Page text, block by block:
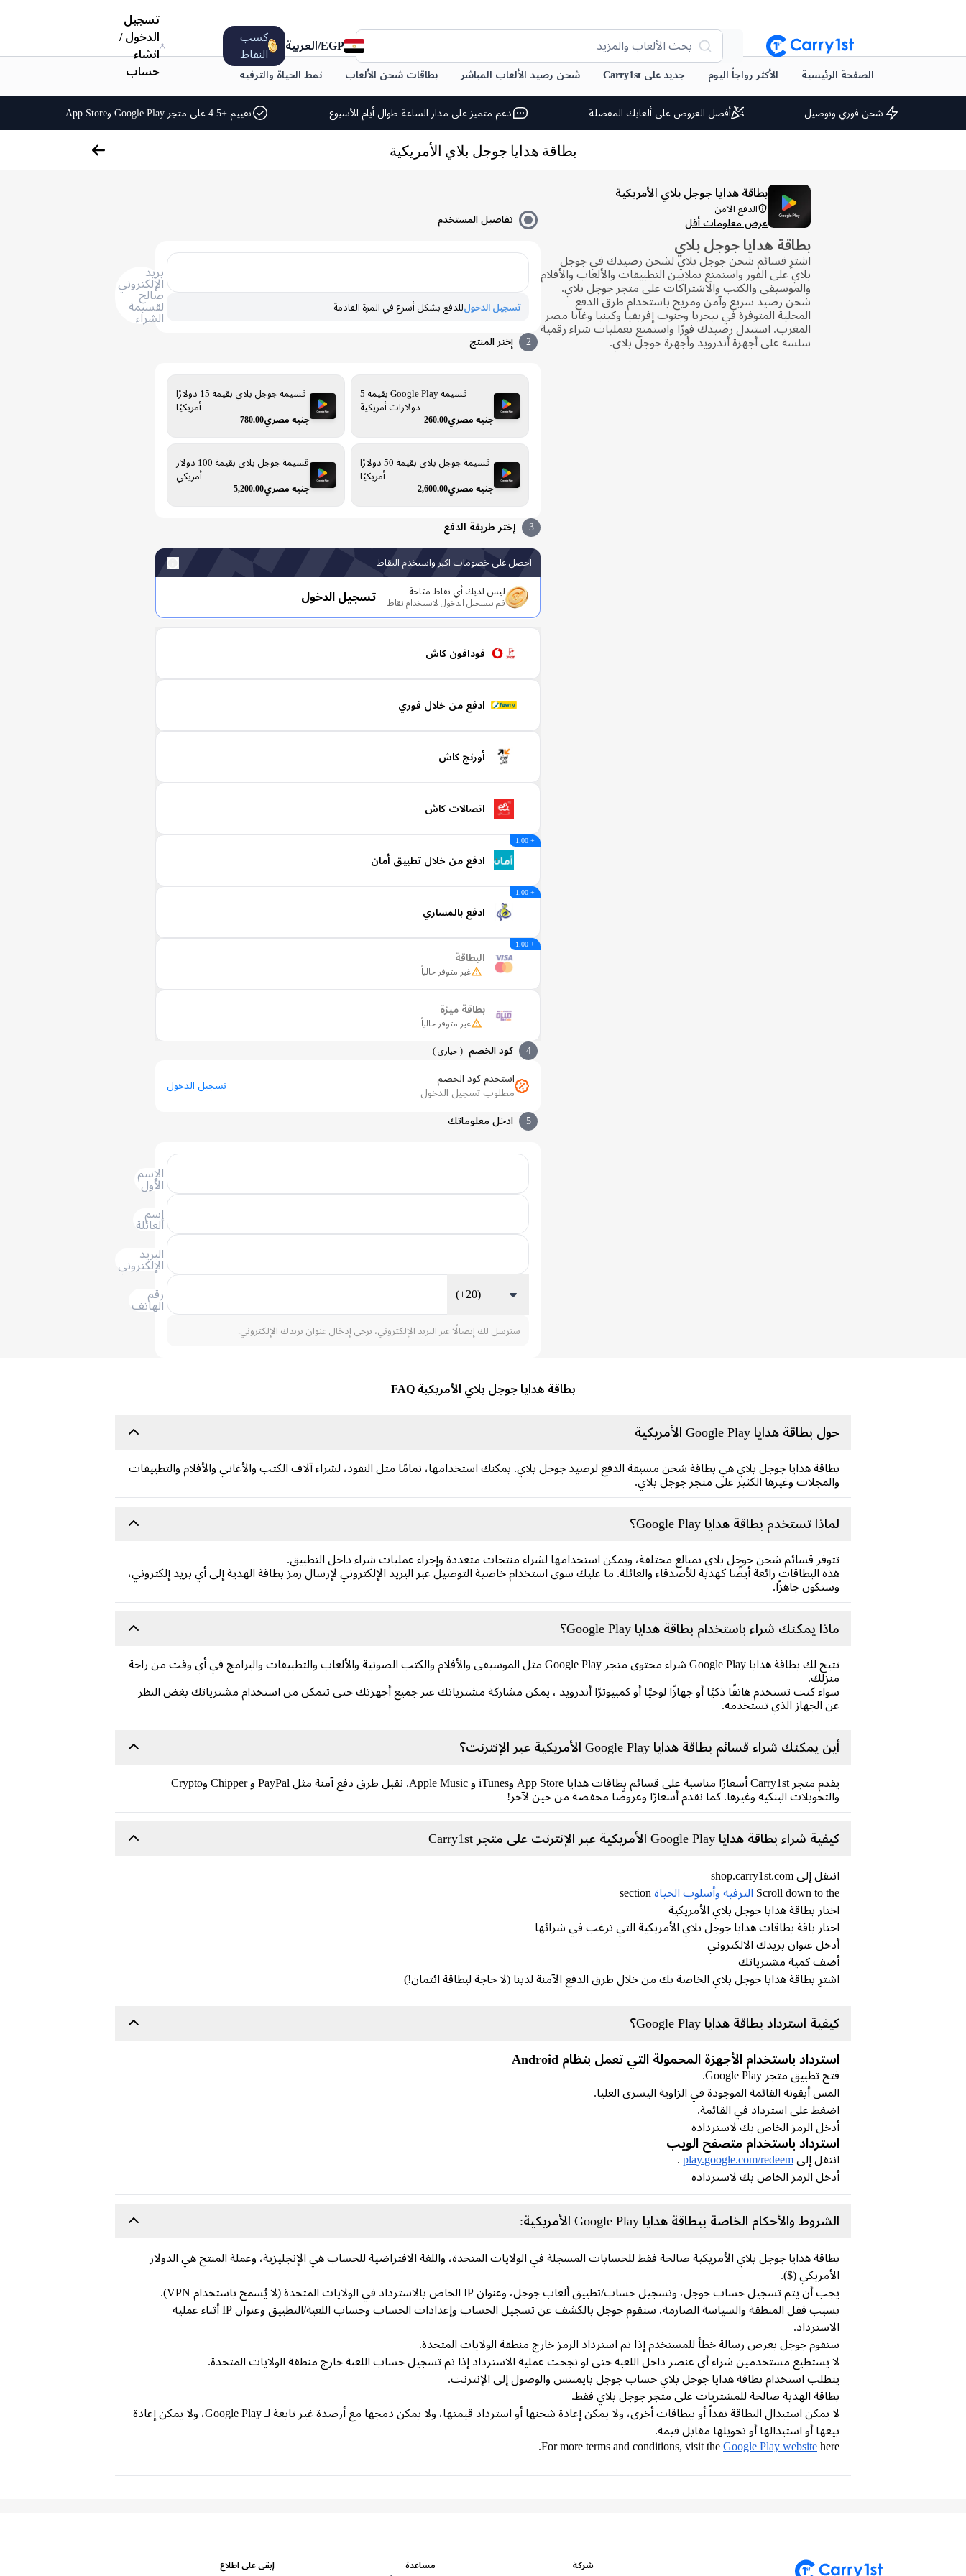
بحث الألعاب والمزيد EGP
/ العربية
كسب
النقاط
تسجيل
الدخول/
انشاء
حساب
الصفحة الرئيسية الأكثر رواجاً اليوم جديد على Carry1st شحن رصيد الألعاب المباشر بطاقات شحن الألعاب نمط الحياة والترفيه
شحن فوري وتوصيل أفضل العروض على ألعابك المفضلة دعم متميز على مدار الساعة طوال أيام الأسبوع تقييم +4.5 على متجر Google Play وApp Store
بطاقة هدايا جوجل بلاي الأمريكية
بطاقة هدايا جوجل بلاي الأمريكية
الدفع الآمن
عرض معلومات أقل
بطاقة هدايا جوجل بلاي
اشترِ قسائم شحن جوجل بلاي لشحن رصيدك في جوجل
بلاي على الفور واستمتع بملايين التطبيقات والألعاب والأفلام
والموسيقى والكتب والاشتراكات على متجر جوجل بلاي.
شحن رصيد سريع وآمن ومريح باستخدام طرق الدفع
المحلية المتوفرة في نيجريا وجنوب إفريقيا وكينيا وغانا مصر
المغرب. استبدل رصيدك فورًا واستمتع بعمليات شراء رقمية
سلسة على أجهزة أندرويد وأجهزة جوجل بلاي.
تفاصيل المستخدم
بريد
الإلكتروني
صالح
لقسيمة
الشراء
تسجيل الدخولللدفع بشكل أسرع في المرة القادمة
2 إختر المنتج
قسيمة Google Play بقيمة 5
دولارات أمريكية
جنيه مصري260.00
قسيمة جوجل بلاي بقيمة 15 دولارًا
أمريكيًا
جنيه مصري780.00
قسيمة جوجل بلاي بقيمة 50 دولارًا
أمريكيًا
جنيه مصري2,600.00
قسيمة جوجل بلاي بقيمة 100 دولار
أمريكي
جنيه مصري5,200.00
3 إختر طريقة الدفع
احصل على خصومات اكبر واستخدم النقاط
ليس لديك أي نقاط متاحة
قم بتسجيل الدخول لاستخدام نقاط تسجيل الدخول
فودافون كاش
ادفع من خلال فوري
أورنج كاش
اتصالات كاش
ادفع من خلال تطبيق أمان
+ 1.00
ادفع بالمساري
+ 1.00
البطاقة
غير متوفر حالياً
+ 1.00
بطاقة ميزة
غير متوفر حالياً
4 كود الخصم ( خياري )
استخدم كود الخصم
مطلوب تسجيل الدخول
تسجيل الدخول
5 ادخل معلوماتك
الإسم
الأول
إسم
العائلة
البريد
الإلكتروني
رقم
الهاتف
(+20)
سنرسل لك إيصالًا عبر البريد الإلكتروني، يرجى إدخال عنوان بريدك الإلكتروني.
بطاقة هدايا جوجل بلاي الأمريكية FAQ
حول بطاقة هدايا Google Play الأمريكية
بطاقة هدايا جوجل بلاي هي بطاقة شحن مسبقة الدفع لرصيد جوجل بلاي. يمكنك استخدامها، تمامًا مثل النقود، لشراء آلاف الكتب والأغاني والأفلام والتطبيقات
والمجلات وغيرها الكثير على متجر جوجل بلاي.
لماذا تستخدم بطاقة هدايا Google Play؟
تتوفر قسائم شحن جوجل بلاي بمبالغ مختلفة، ويمكن استخدامها لشراء منتجات متعددة وإجراء عمليات شراء داخل التطبيق.
هذه البطاقات رائعة أيضًا كهدية للأصدقاء والعائلة. ما عليك سوى استخدام خاصية التوصيل عبر البريد الإلكتروني لإرسال رمز بطاقة الهدية إلى أي بريد إلكتروني،
وستكون جاهزًا.
ماذا يمكنك شراء باستخدام بطاقة هدايا Google Play؟
تتيح لك بطاقة هدايا Google Play شراء محتوى متجر Google Play مثل الموسيقى والأفلام والكتب الصوتية والألعاب والتطبيقات والبرامج في أي وقت من راحة
منزلك.
سواء كنت تستخدم هاتفًا ذكيًا أو جهازًا لوحيًا أو كمبيوترًا أندرويد ، يمكن مشاركة مشترياتك عبر جميع أجهزتك حتى تتمكن من استخدام مشترياتك بغض النظر
عن الجهاز الذي تستخدمه.
أين يمكنك شراء قسائم بطاقة هدايا Google Play الأمريكية عبر الإنترنت؟
يقدم متجر Carry1st أسعارًا مناسبة على قسائم بطاقات هدايا App Store وiTunes و Apple Music. نقبل طرق دفع آمنة مثل PayPal و Chipper وCrypto
والتحويلات البنكية وغيرها. كما نقدم أسعارًا وعروضًا مخفضة من حين لآخر!
كيفية شراء بطاقة هدايا Google Play الأمريكية عبر الإنترنت على متجر Carry1st
انتقل إلى shop.carry1st.com
Scroll down to the الترفيه وأسلوب الحياة
اختار بطاقة هدايا جوجل بلاي الأمريكية
اختار باقة بطاقات هدايا جوجل بلاي الأمريكية التي ترغب في شرائها
أدخل عنوان بريدك الالكتروني
أضف كمية مشترياتك
اشترِ بطاقة هدايا جوجل بلاي الخاصة بك من خلال طرق الدفع الآمنة لدينا (لا حاجة لبطاقة ائتمان!)
كيفية استرداد بطاقة هدايا Google Play؟
استرداد باستخدام الأجهزة المحمولة التي تعمل بنظام Android
فتح تطبيق متجر Google Play.
المس أيقونة القائمة الموجودة في الزاوية اليسرى العليا.
اضغط على استرداد في القائمة.
أدخل الرمز الخاص بك لاسترداده
استرداد باستخدام متصفح الويب
انتقل إلى play.google.com/redeem
.
أدخل الرمز الخاص بك لاسترداده
الشروط والأحكام الخاصة ببطاقة هدايا Google Play الأمريكية:
بطاقة هدايا جوجل بلاي الأمريكية صالحة فقط للحسابات المسجلة في الولايات المتحدة، واللغة الافتراضية للحساب هي الإنجليزية، وعملة المنتج هي الدولار
الأمريكي ($).
يجب أن يتم تسجيل حساب جوجل، وتسجيل حساب/تطبيق ألعاب جوجل، وعنوان IP الخاص بالاسترداد في الولايات المتحدة (لا يُسمح باستخدام VPN).
بسبب قفل المنطقة والسياسة الصارمة، ستقوم جوجل بالكشف عن تسجيل الحساب وإعدادات الحساب وحساب اللعبة/التطبيق وعنوان IP أثناء عملية
الاسترداد.
ستقوم جوجل بعرض رسالة خطأ للمستخدم إذا تم استرداد الرمز خارج منطقة الولايات المتحدة.
لا يستطيع مستخدمين شراء أي عنصر داخل اللعبة حتى لو نجحت عملية الاسترداد إذا تم تسجيل حساب اللعبة خارج منطقة الولايات المتحدة.
يتطلب استخدام بطاقة هدايا جوجل بلاي حساب جوجل بايمنتس والوصول إلى الإنترنت.
بطاقة الهدية صالحة للمشتريات على متجر جوجل بلاي فقط.
لا يمكن استبدال البطاقة نقداً أو ببطاقات أخرى، ولا يمكن إعادة شحنها أو استرداد قيمتها، ولا يمكن دمجها مع أرصدة غير تابعة لـ Google Play، ولا يمكن إعادة
بيعها أو استبدالها أو تحويلها مقابل قيمة.
For more terms and conditions, visit the Google Play website here.
شركة مساعدة إبقى على اطلاع